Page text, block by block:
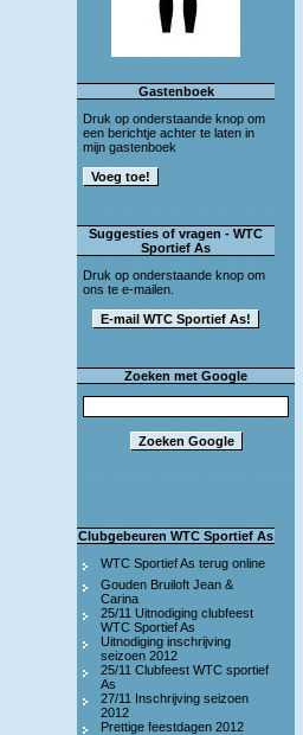
Gastenboek
Druk op onderstaande knop om
een berichtje achter te laten in
mijn gastenboek
Suggesties of vragen - WTC
Sportief As
Druk op onderstaande knop om
ons te e-mailen.
Zoeken met Google
Clubgebeuren WTC Sportief As
WTC Sportief As terug online
Gouden Bruiloft Jean &
Carina
25/11 Uitnodiging clubfeest
WTC Sportief As
Uitnodiging inschrijving
seizoen 2012
25/11 Clubfeest WTC sportief
As
27/11 Inschrijving seizoen
2012
Prettige feestdagen 2012